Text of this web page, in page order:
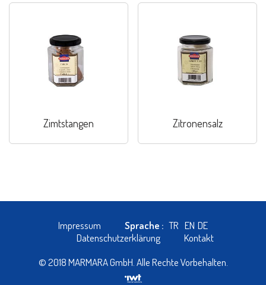
Zimtstangen Zitronensalz
Impressum Sprache : TR EN DE
Datenschutzerklärung
Kontakt
© 2018 MARMARA GmbH. Alle Rechte Vorbehalten.